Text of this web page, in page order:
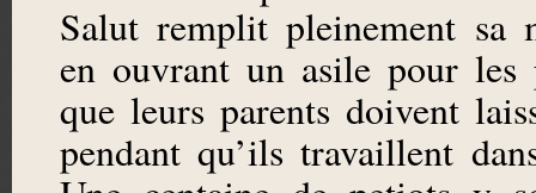
Salut remplit pleinement sa
en ouvrant un asile pour les
que leurs parents doivent
pendant qu’ils travaillent